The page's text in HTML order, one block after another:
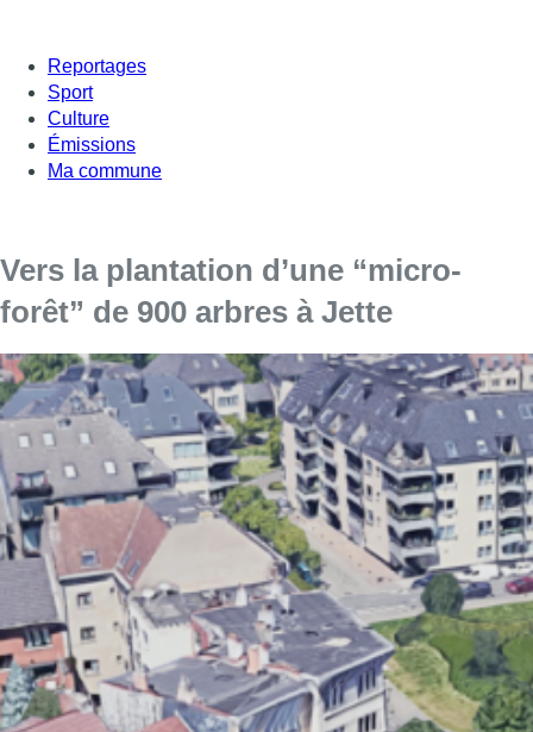
Reportages
Sport
Culture
Émissions
Ma commune
Vers la plantation d’une “micro-
forêt” de 900 arbres à Jette